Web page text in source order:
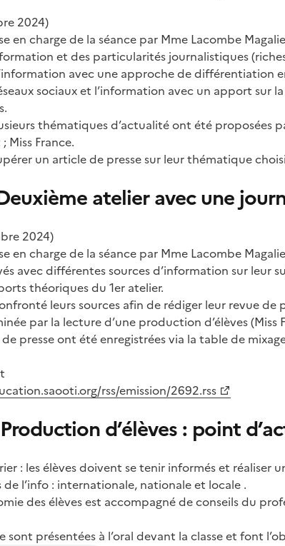
2024)
en charge de la séance par Mme Lacombe
et des particularités journalistiques
avec une approche de différentiation
sociaux et l’information avec un apport sur
thématiques d’actualité ont été proposées
Miss France.
un article de presse sur leur thématique
atelier avec une
2024)
en charge de la séance par Mme Lacombe
avec différentes sources d’information sur
théoriques du 1er atelier.
leurs sources afin de rédiger leur revue de
par la lecture d’une production d’élèves (Miss
presse ont été enregistrées via la table de
rss/emission/2692.rss
d’élèves : point
: les élèves doivent se tenir informés et réaliser
l’info : internationale, nationale et locale .
des élèves est accompagné de conseils du
sont présentées à l’oral devant la classe et font